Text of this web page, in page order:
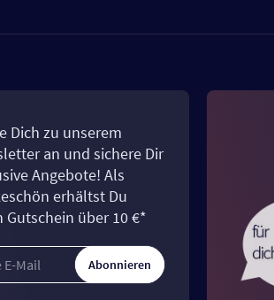
Dich zu unserem
an und sichere Dir
Angebote! Als
erhältst Du
Gutschein über 10 €*
Abonnieren